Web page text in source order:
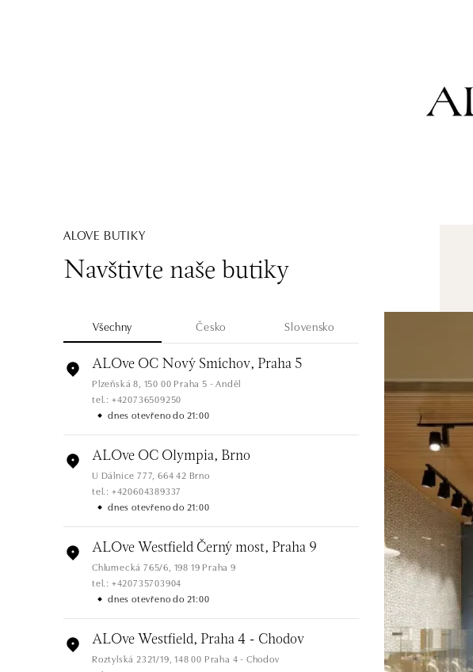
ALOVE BUTIKY
Navštivte naše butiky
Všechny Česko Slovensko
ALOve OC Nový Smíchov, Praha 5
Plzeňská 8, 150 00 Praha 5 - Anděl
tel.: +420736509250
dnes otevřeno do 21:00
ALOve OC Olympia, Brno
U Dálnice 777, 664 42 Brno
tel.: +420604389337
dnes otevřeno do 21:00
ALOve Westfield Černý most, Praha 9
Chlumecká 765/6, 198 19 Praha 9
tel.: +420735703904
dnes otevřeno do 21:00
ALOve Westfield, Praha 4 - Chodov
Roztylská 2321/19, 148 00 Praha 4 - Chodov